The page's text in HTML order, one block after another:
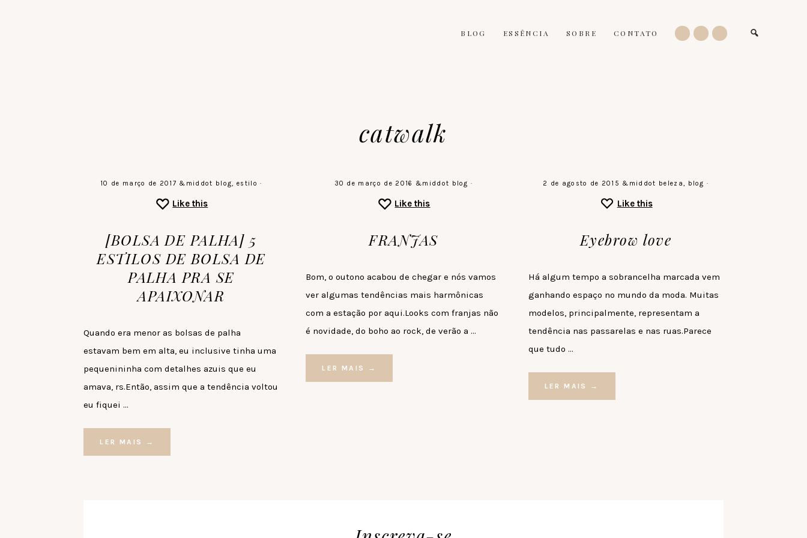
BLOG ESSÊNCIA SOBRE CONTATO
catwalk
10 de março de 2017 &middot blog, estilo ·
Like this
[BOLSA DE PALHA] 5
ESTILOS DE BOLSA DE
PALHA PRA SE
APAIXONAR
Quando era menor as bolsas de palha
estavam bem em alta, eu inclusive tinha uma
pequenininha com detalhes azuis que eu
amava, rs.Então, assim que a tendência voltou
eu fiquei …
LER MAIS →
30 de março de 2016 &middot blog ·
Like this
FRANJAS
Bom, o outono acabou de chegar e nós vamos
ver algumas tendências mais harmônicas
com a estação por aqui.Looks com franjas não
é novidade, do boho ao rock, de verão a …
LER MAIS →
2 de agosto de 2015 &middot beleza, blog ·
Like this
Eyebrow love
Há algum tempo a sobrancelha marcada vem
ganhando espaço no mundo da moda. Muitas
modelos, principalmente, representam a
tendência nas passarelas e nas ruas.Parece
que tudo …
LER MAIS →